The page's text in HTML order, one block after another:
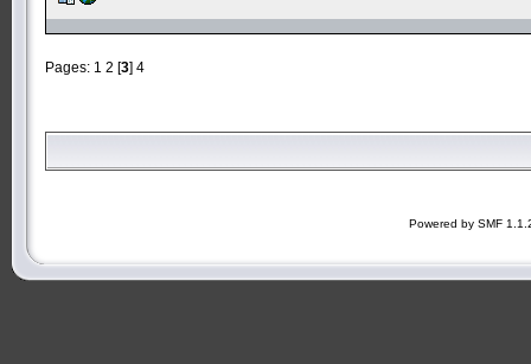
Pages: 1 2 [3] 4
Powered by SMF